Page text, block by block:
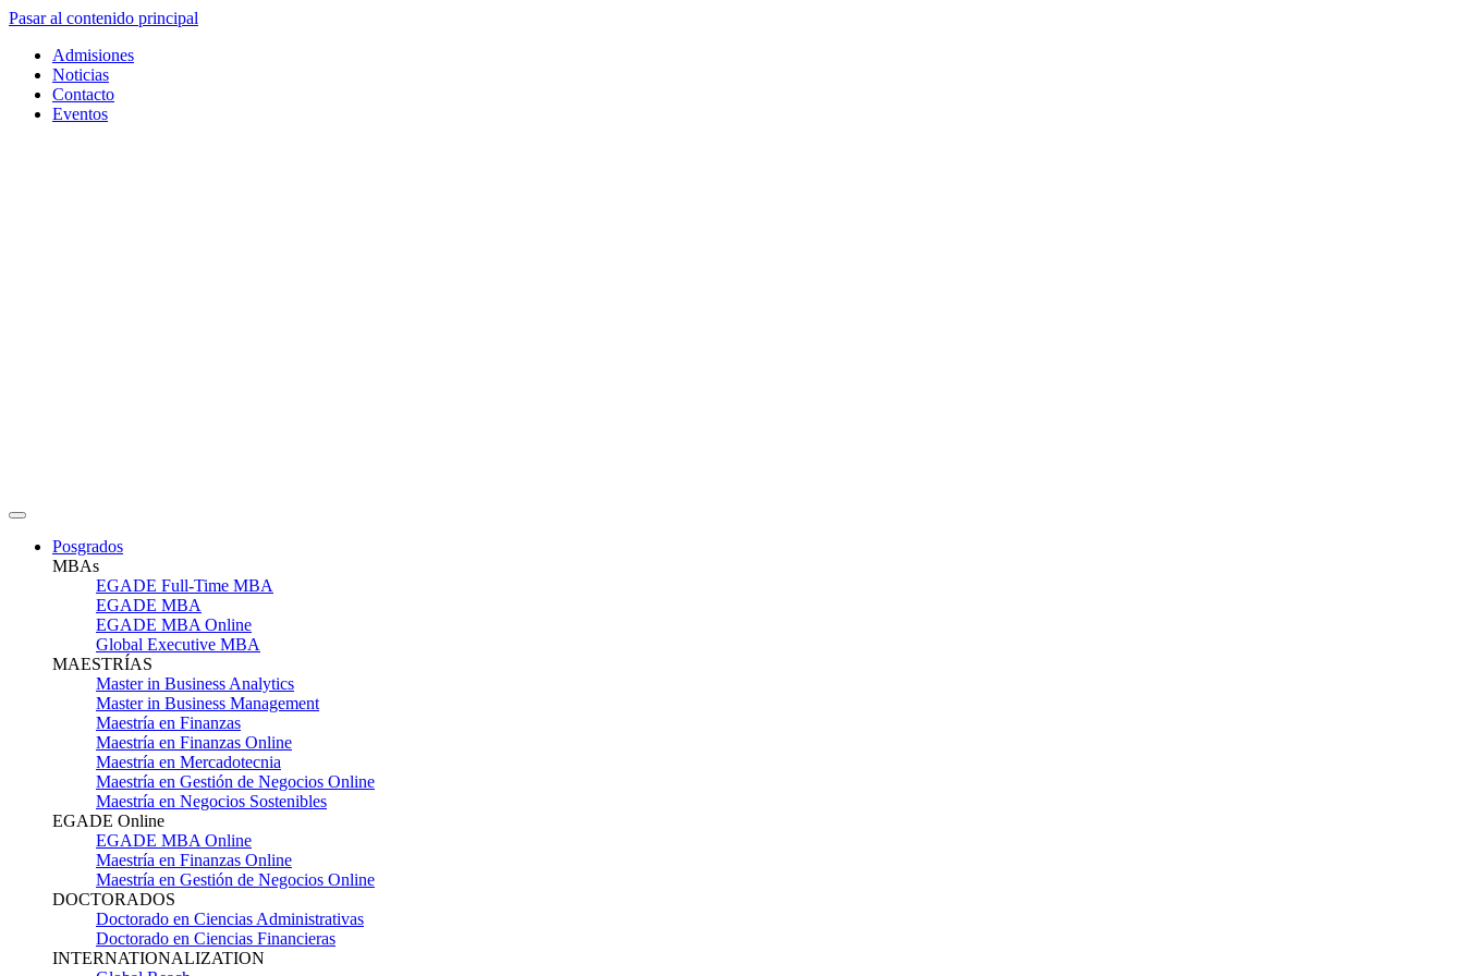
Pasar al contenido principal
Admisiones
Noticias
Contacto
Eventos
Posgrados
MBAs
EGADE Full-Time MBA
EGADE MBA
EGADE MBA Online
Global Executive MBA
MAESTRÍAS
Master in Business Analytics
Master in Business Management
Maestría en Finanzas
Maestría en Finanzas Online
Maestría en Mercadotecnia
Maestría en Gestión de Negocios Online
Maestría en Negocios Sostenibles
EGADE Online
EGADE MBA Online
Maestría en Finanzas Online
Maestría en Gestión de Negocios Online
DOCTORADOS
Doctorado en Ciencias Administrativas
Doctorado en Ciencias Financieras
INTERNATIONALIZATION